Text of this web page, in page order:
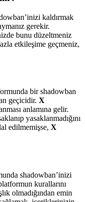
kaldırmak
gerekir.
bunu düzeltmeniz
etkileşime geçmeniz,
bir shadowban
geçicidir. X
anlamına gelir.
yasaklanmadığını
edilmemişse, X
shadowban’inizi
kurallarını
olmadığından emin